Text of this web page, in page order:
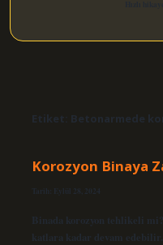
Etiket: Betonarmede
Korozyon Binaya
Tarih: Eylül 28, 2024
Binada korozyon tehlikeli
katlara kadar devam